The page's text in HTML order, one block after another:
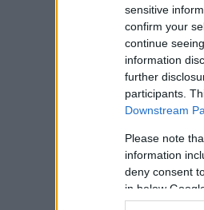
sensitive
confirm your
continue
information
further
participants.
Downstream
Please note
information
deny consent
in below